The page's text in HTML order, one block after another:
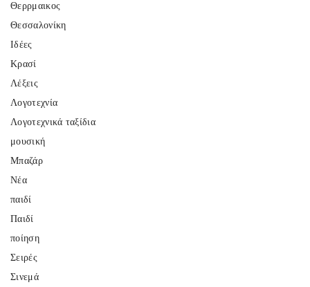
Θερρμαικος
Θεσσαλονίκη
Ιδέες
Κρασί
Λέξεις
Λογοτεχνία
Λογοτεχνικά ταξίδια
μουσική
Μπαζάρ
Νέα
παιδί
Παιδί
ποίηση
Σειρές
Σινεμά